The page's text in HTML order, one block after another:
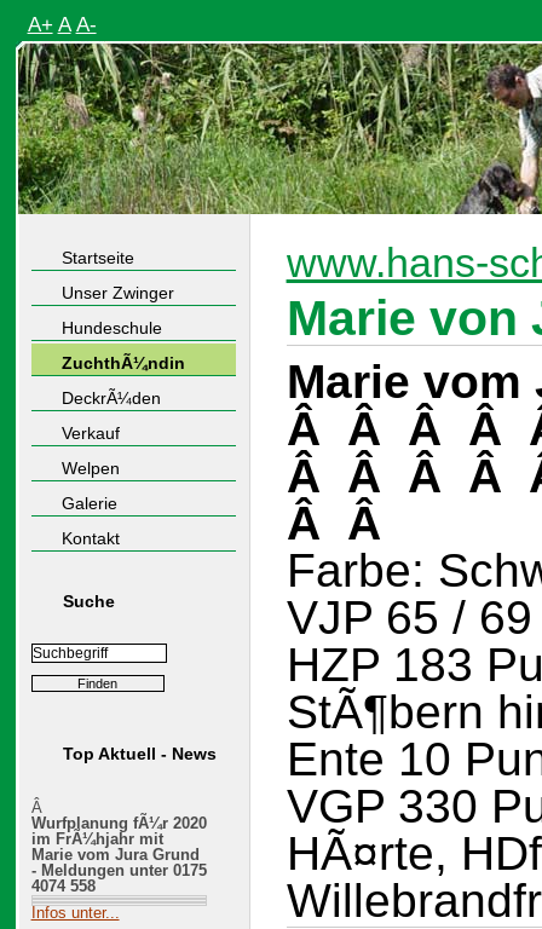
A+ A A-
Startseite
Unser Zwinger
Hundeschule
ZuchthÃ¼ndin
DeckrÃ¼den
Verkauf
Welpen
Galerie
Kontakt
Suche
Top Aktuell - News
Â
Wurfplanung fÃ¼r 2020
im FrÃ¼hjahr mit
Marie vom Jura Grund
- Meldungen unter 0175
4074 558
Infos unter...
www.hans-
Marie von
Marie
Â Â Â Â
Â Â Â Â
Â Â
Farbe:
VJP 65 /
HZP 183
StÃ¶bern
Ente 10
VGP 330
HÃ¤rte,